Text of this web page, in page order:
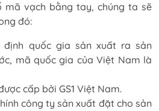
mã vạch bằng tay, chúng ta sẽ
đó:
định quốc gia sản xuất ra sản
mã quốc gia của Việt Nam là
cấp bởi GS1 Việt Nam.
công ty sản xuất đặt cho sản